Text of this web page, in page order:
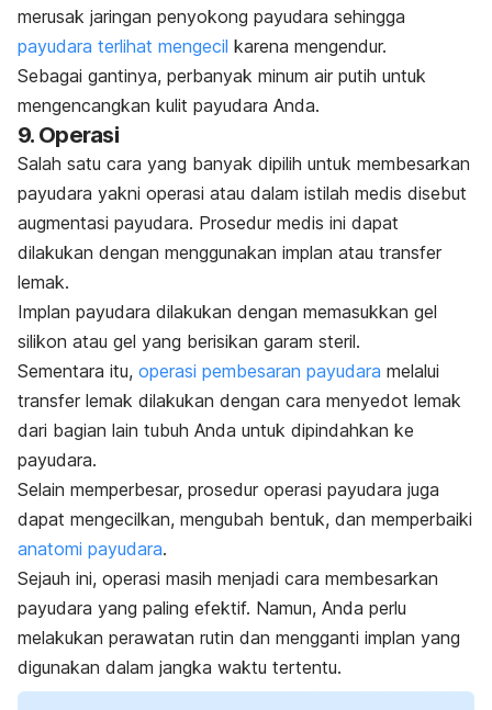
merusak jaringan penyokong payudara sehingga
payudara terlihat mengecil karena mengendur.
Sebagai gantinya, perbanyak minum air putih untuk
mengencangkan kulit payudara Anda.
9. Operasi
Salah satu cara yang banyak dipilih untuk membesarkan
payudara yakni operasi atau dalam istilah medis disebut
augmentasi payudara. Prosedur medis ini dapat
dilakukan dengan menggunakan implan atau transfer
lemak.
Implan payudara dilakukan dengan memasukkan gel
silikon atau gel yang berisikan garam steril.
Sementara itu, operasi pembesaran payudara melalui
transfer lemak dilakukan dengan cara menyedot lemak
dari bagian lain tubuh Anda untuk dipindahkan ke
payudara.
Selain memperbesar, prosedur operasi payudara juga
dapat mengecilkan, mengubah bentuk, dan memperbaiki
anatomi payudara.
Sejauh ini, operasi masih menjadi cara membesarkan
payudara yang paling efektif. Namun, Anda perlu
melakukan perawatan rutin dan mengganti implan yang
digunakan dalam jangka waktu tertentu.